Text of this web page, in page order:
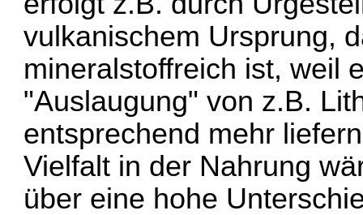
vulkanischem Ursprung,
mineralstoffreich ist, weil
"Auslaugung" von z.B.
entsprechend mehr
Vielfalt in der Nahrung
über eine hohe